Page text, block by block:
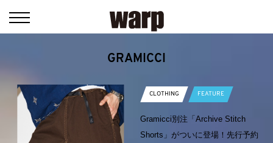
GRAMICCI
CLOTHING FEATURE
Gramicci別注「Archive Stitch
Shorts」がついに登場！先行予約